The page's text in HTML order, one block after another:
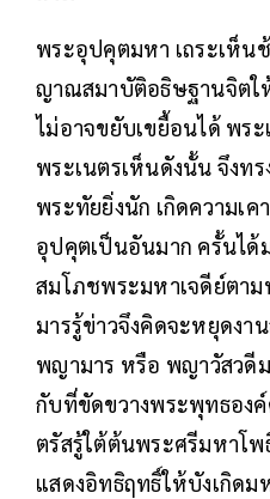
พระอุปคุตมหา เถระเห็นช้
ญาณสมาบัติอธิษฐานจิตใ
ไม่อาจขยับเขยื้อนได้ พระ
พระเนตรเห็นดังนั้น จึงท
พระทัยยิ่งนัก เกิดความเ
อุปคุตเป็นอันมาก ครั้นได้
สมโภชพระมหาเจดีย์ตา
มารรู้ข่าวจึงคิดจะหยุดงา
พญามาร หรือ พญาวัสวดีม
กับที่ขัดขวางพระพุทธอง
ตรัสรู้ใต้ต้นพระศรีมหาโ
แสดงอิทธิฤทธิ์ให้บังเกิดม